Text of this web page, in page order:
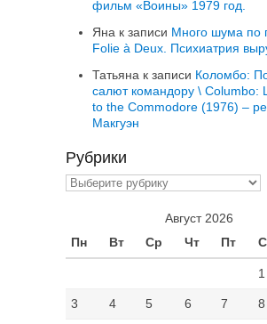
фильм «Воины» 1979 год.
Яна к записи Много шума по
Folie à Deux. Психиатрия
Татьяна к записи Коломбо:
салют командору \ Columbo:
to the Commodore (1976) –
Макгуэн
Рубрики
Рубрики
Август 2026
Пн
Вт Ср Чт Пт
1
3 4 5 6 7 8